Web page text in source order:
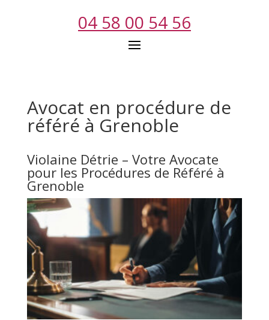
04 58 00 54 56
Avocat en procédure de
référé à Grenoble
Violaine Détrie – Votre Avocate
pour les Procédures de Référé à
Grenoble